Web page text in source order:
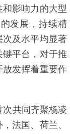
影响力的大型
发展，持续精
及水平均显著
平台，对于推
发挥着重要作
共同齐聚杨凌
法国、荷兰、